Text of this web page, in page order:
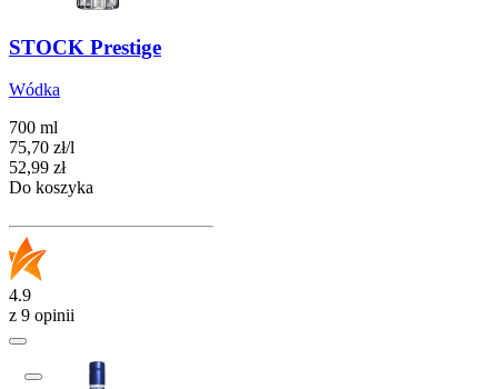
STOCK Prestige
Wódka
700 ml
75,70 zł/l
Cena
52,99 zł
Do koszyka
4.9
z 9 opinii